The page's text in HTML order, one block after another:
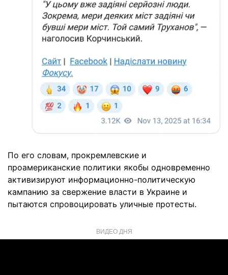
По его словам, прокремлевские и
проамериканские политики якобы одновременно
активизируют информационно-политическую
кампанию за свержение власти в Украине и
пытаются спровоцировать уличные протесты.
ВИДЕО ДНЯ